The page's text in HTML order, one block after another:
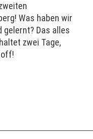
Was haben wir
gelernt? Das alles
zwei Tage,